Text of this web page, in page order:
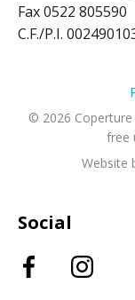
Fax 0522 805590
C.F./P.I.
© 2026
free
Website
Social